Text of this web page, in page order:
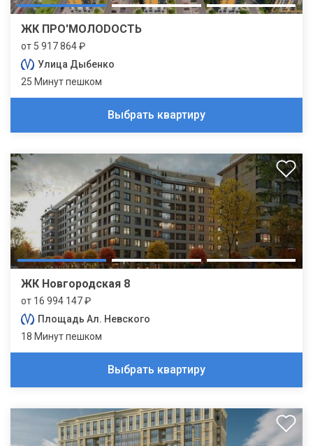
ЖК ПРО'МОЛОDОСТЬ
от 5 917 864 ₽
Улица Дыбенко
25 Минут пешком
Выбрать квартиру
ЖК Новгородская 8
от 16 994 147 ₽
Площадь Ал. Невского
18 Минут пешком
Выбрать квартиру